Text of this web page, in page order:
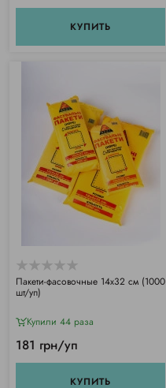
КУПИТЬ
Пакети-фасовочные 14х32 см (1000
шт/уп)
Купили 44 раза
181 грн/уп
КУПИТЬ